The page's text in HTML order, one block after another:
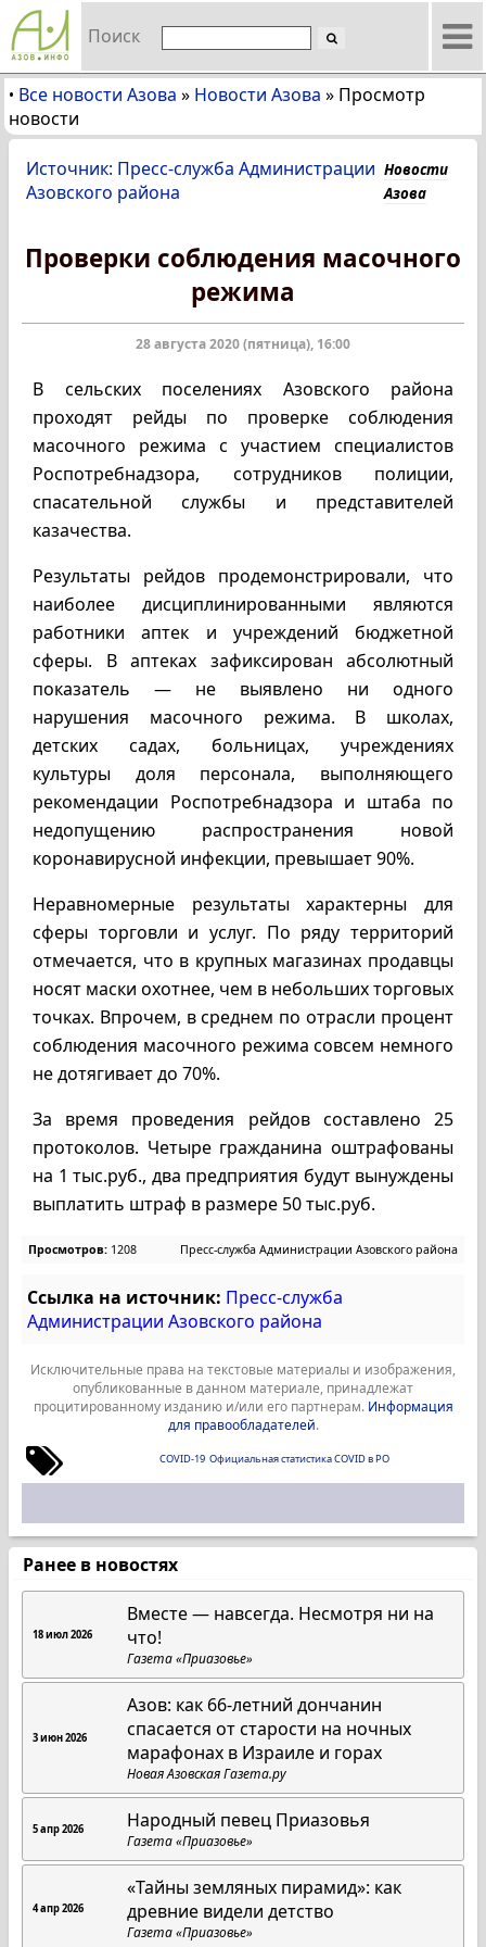
Поиск
• Все новости Азова » Новости Азова » Просмотр
новости
Источник: Пресс-служба Администрации
Азовского района
Новости
Азова
Проверки соблюдения масочного
режима
28 августа 2020 (пятница), 16:00
В сельских поселениях Азовского района
проходят рейды по проверке соблюдения
масочного режима с участием специалистов
Роспотребнадзора, сотрудников полиции,
спасательной службы и представителей
казачества.
Результаты рейдов продемонстрировали, что
наиболее дисциплинированными являются
работники аптек и учреждений бюджетной
сферы. В аптеках зафиксирован абсолютный
показатель — не выявлено ни одного
нарушения масочного режима. В школах,
детских садах, больницах, учреждениях
культуры доля персонала, выполняющего
рекомендации Роспотребнадзора и штаба по
недопущению распространения новой
коронавирусной инфекции, превышает 90%.
Неравномерные результаты характерны для
сферы торговли и услуг. По ряду территорий
отмечается, что в крупных магазинах продавцы
носят маски охотнее, чем в небольших торговых
точках. Впрочем, в среднем по отрасли процент
соблюдения масочного режима совсем немного
не дотягивает до 70%.
За время проведения рейдов составлено 25
протоколов. Четыре гражданина оштрафованы
на 1 тыс.руб., два предприятия будут вынуждены
выплатить штраф в размере 50 тыс.руб.
Просмотров: 1208 Пресс-служба Администрации Азовского района
Ссылка на источник: Пресс-служба
Администрации Азовского района
Исключительные права на текстовые материалы и изображения,
опубликованные в данном материале, принадлежат
процитированному изданию и/или его партнерам. Информация
для правообладателей.
COVID-19 Официальная статистика COVID в РО
Ранее в новостях
18 июл 2026
Вместе — навсегда. Несмотря ни на
что!
Газета «Приазовье»
3 июн 2026
Азов: как 66-летний дончанин
спасается от старости на ночных
марафонах в Израиле и горах
Новая Азовская Газета.ру
5 апр 2026 Народный певец Приазовья
Газета «Приазовье»
4 апр 2026
«Тайны земляных пирамид»: как
древние видели детство
Газета «Приазовье»